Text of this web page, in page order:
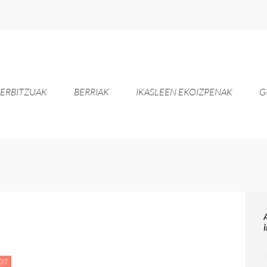
BERRIAK IKASLEEN EKOIZPENAK
HALLOWEEN!!!!!!